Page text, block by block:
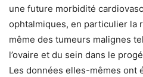
une future morbidité
ophtalmiques, en particulier la
même des tumeurs malignes
l’ovaire et du sein dans le
Les données elles-mêmes ont